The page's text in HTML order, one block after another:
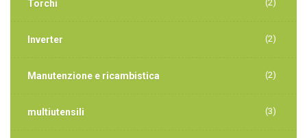
Torchi (2)
Inverter (2)
Manutenzione e ricambistica (2)
multiutensili (3)